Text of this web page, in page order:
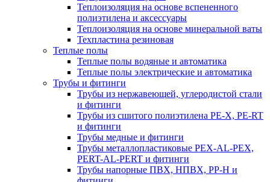
Теплоизоляция на основе вспененного
полиэтилена и аксессуары
Теплоизоляция на основе минеральной ваты
Техпластина резиновая
Теплые полы
Теплые полы водяные и автоматика
Теплые полы электрические и автоматика
Трубы и фитинги
Трубы из нержавеющей, углеродистой стали
и фитинги
Трубы из сшитого полиэтилена PE-X, PE-RT
и фитинги
Трубы медные и фитинги
Трубы металлопластиковые PEX-AL-PEX,
PERT-AL-PERT и фитинги
Трубы напорные ПВХ, НПВХ, PP-H и